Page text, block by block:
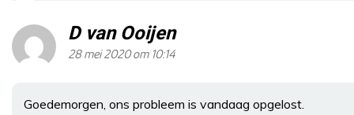
D van Ooijen
28 mei 2020 om 10:14
Goedemorgen, ons probleem is vandaag opgelost.